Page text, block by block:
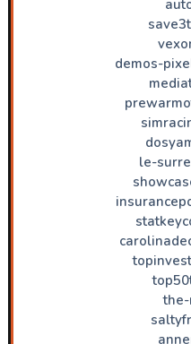
demos-
le-
the-